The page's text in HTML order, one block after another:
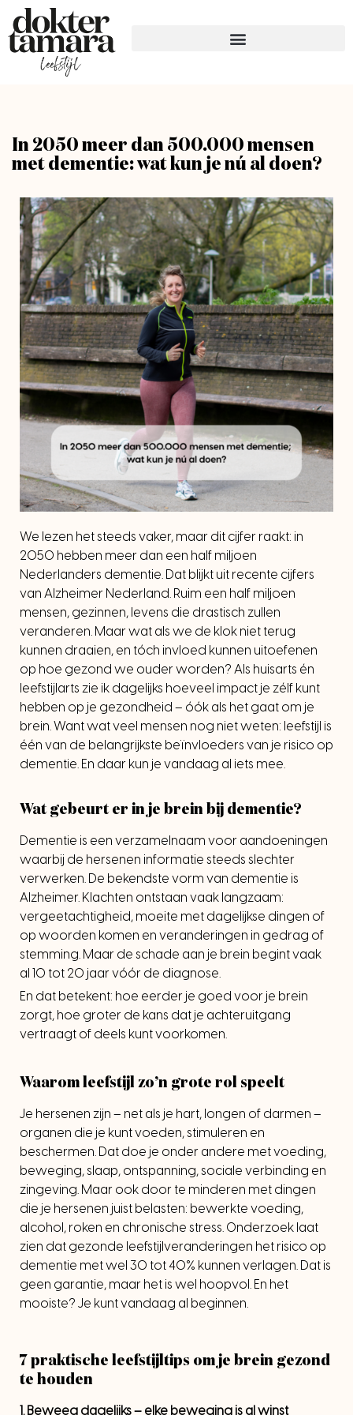
In 2050 meer dan 500.000 mensen
met dementie: wat kun je nú al doen?
We lezen het steeds vaker, maar dit cijfer raakt: in
2050 hebben meer dan een half miljoen
Nederlanders dementie. Dat blijkt uit recente cijfers
van Alzheimer Nederland. Ruim een half miljoen
mensen, gezinnen, levens die drastisch zullen
veranderen. Maar wat als we de klok niet terug
kunnen draaien, en tóch invloed kunnen uitoefenen
op hoe gezond we ouder worden? Als huisarts én
leefstijlarts zie ik dagelijks hoeveel impact je zélf kunt
hebben op je gezondheid – óók als het gaat om je
brein. Want wat veel mensen nog niet weten: leefstijl is
één van de belangrijkste beïnvloeders van je risico op
dementie. En daar kun je vandaag al iets mee.
Wat gebeurt er in je brein bij dementie?
Dementie is een verzamelnaam voor aandoeningen
waarbij de hersenen informatie steeds slechter
verwerken. De bekendste vorm van dementie is
Alzheimer. Klachten ontstaan vaak langzaam:
vergeetachtigheid, moeite met dagelijkse dingen of
op woorden komen en veranderingen in gedrag of
stemming. Maar de schade aan je brein begint vaak
al 10 tot 20 jaar vóór de diagnose.
En dat betekent: hoe eerder je goed voor je brein
zorgt, hoe groter de kans dat je achteruitgang
vertraagt of deels kunt voorkomen.
Waarom leefstijl zo’n grote rol speelt
Je hersenen zijn – net als je hart, longen of darmen –
organen die je kunt voeden, stimuleren en
beschermen. Dat doe je onder andere met voeding,
beweging, slaap, ontspanning, sociale verbinding en
zingeving. Maar ook door te minderen met dingen
die je hersenen juist belasten: bewerkte voeding,
alcohol, roken en chronische stress. Onderzoek laat
zien dat gezonde leefstijlveranderingen het risico op
dementie met wel 30 tot 40% kunnen verlagen. Dat is
geen garantie, maar het is wel hoopvol. En het
mooiste? Je kunt vandaag al beginnen.
7 praktische leefstijltips om je brein gezond
te houden
1. Beweeg dagelijks – elke beweging is al winst